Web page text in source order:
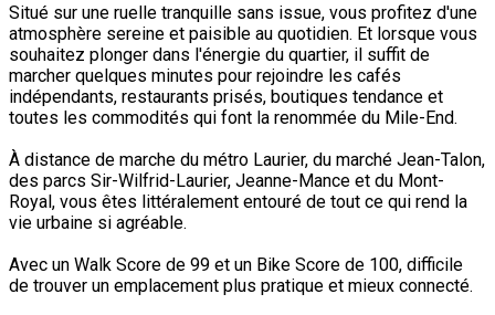
Situé sur une ruelle tranquille sans issue, vous profitez d'une
atmosphère sereine et paisible au quotidien. Et lorsque vous
souhaitez plonger dans l'énergie du quartier, il suffit de
marcher quelques minutes pour rejoindre les cafés
indépendants, restaurants prisés, boutiques tendance et
toutes les commodités qui font la renommée du Mile-End.
À distance de marche du métro Laurier, du marché Jean-Talon,
des parcs Sir-Wilfrid-Laurier, Jeanne-Mance et du Mont-
Royal, vous êtes littéralement entouré de tout ce qui rend la
vie urbaine si agréable.
Avec un Walk Score de 99 et un Bike Score de 100, difficile
de trouver un emplacement plus pratique et mieux connecté.